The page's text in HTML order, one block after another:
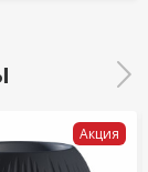
Акция